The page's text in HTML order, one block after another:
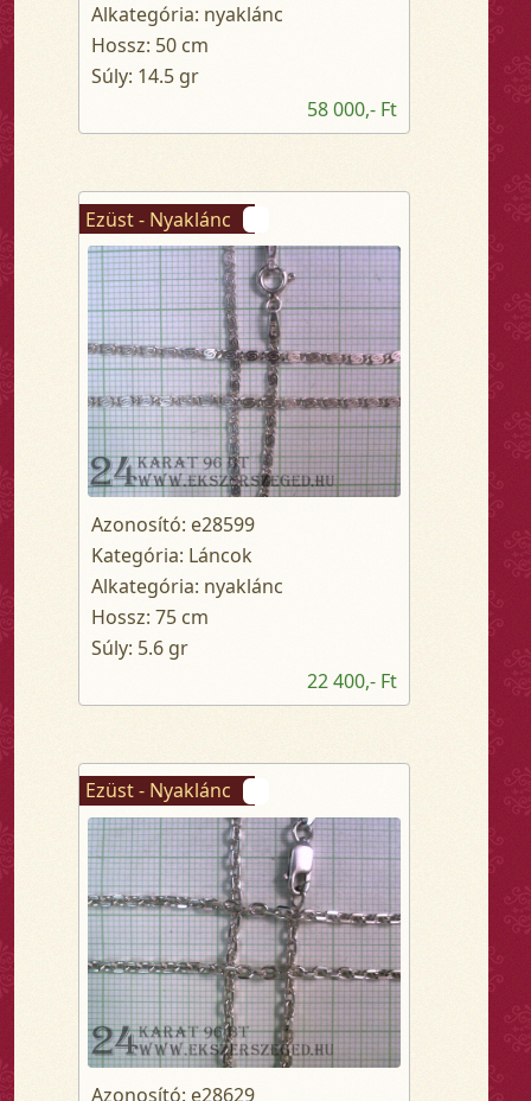
Alkategória: nyaklánc
Hossz: 50 cm
Súly: 14.5 gr
58 000,- Ft
Ezüst - Nyaklánc
Azonosító: e28599
Kategória: Láncok
Alkategória: nyaklánc
Hossz: 75 cm
Súly: 5.6 gr
22 400,- Ft
Ezüst - Nyaklánc
Azonosító: e28629